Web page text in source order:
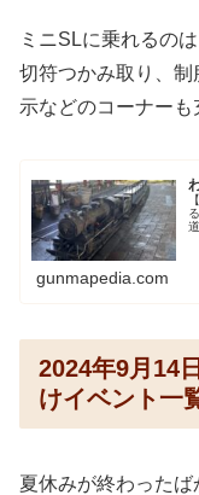
ミニSLに乗れるの
切符つかみ取り、
示などのコーナーも
gunmapedia.com
2024年9月14
けイベント一
夏休みが終わった